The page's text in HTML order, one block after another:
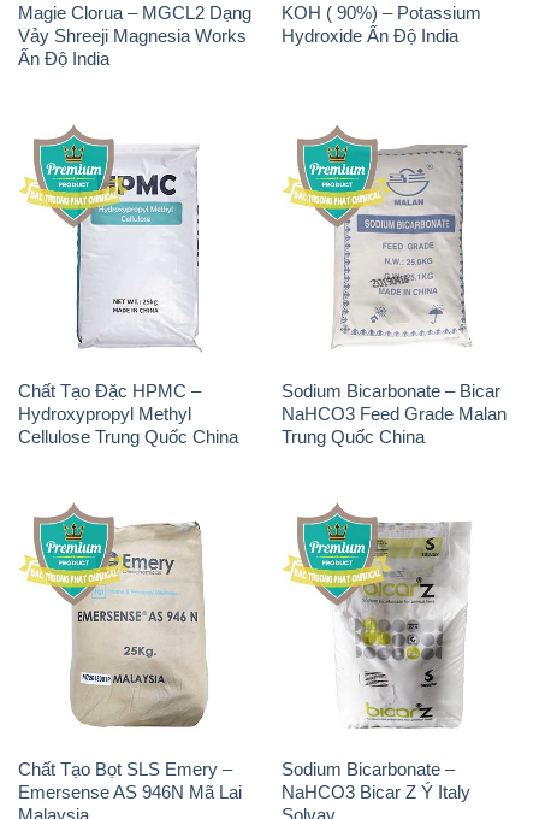
Magie Clorua – MGCL2 Dạng
Vảy Shreeji Magnesia Works
Ấn Độ India
KOH ( 90%) – Potassium
Hydroxide Ấn Độ India
Chất Tạo Đặc HPMC –
Hydroxypropyl Methyl
Cellulose Trung Quốc China
Sodium Bicarbonate – Bicar
NaHCO3 Feed Grade Malan
Trung Quốc China
Chất Tạo Bọt SLS Emery –
Emersense AS 946N Mã Lai
Malaysia
Sodium Bicarbonate –
NaHCO3 Bicar Z Ý Italy
Solvay